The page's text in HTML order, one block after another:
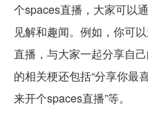
个spaces直播，大家可以
见解和趣闻。例如，你可
直播，与大家一起分享自
的相关梗还包括“分享你最
来开个spaces直播”等。